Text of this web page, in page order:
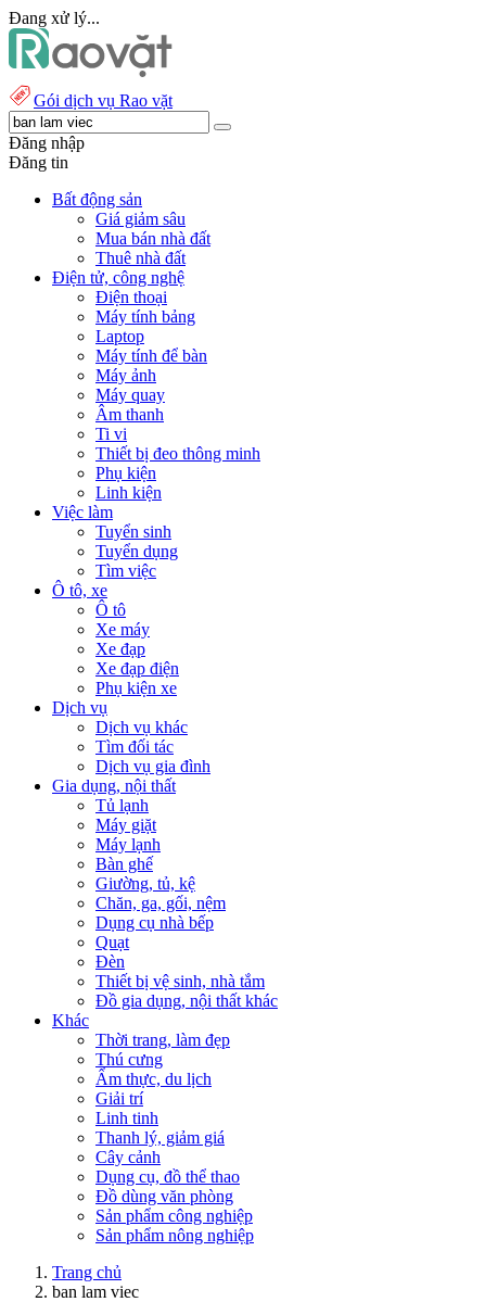
Đang xử lý...
Gói dịch vụ Rao vặt
Đăng nhập
Đăng tin
Bất động sản
Giá giảm sâu
Mua bán nhà đất
Thuê nhà đất
Điện tử, công nghệ
Điện thoại
Máy tính bảng
Laptop
Máy tính để bàn
Máy ảnh
Máy quay
Âm thanh
Ti vi
Thiết bị đeo thông minh
Phụ kiện
Linh kiện
Việc làm
Tuyển sinh
Tuyển dụng
Tìm việc
Ô tô, xe
Ô tô
Xe máy
Xe đạp
Xe đạp điện
Phụ kiện xe
Dịch vụ
Dịch vụ khác
Tìm đối tác
Dịch vụ gia đình
Gia dụng, nội thất
Tủ lạnh
Máy giặt
Máy lạnh
Bàn ghế
Giường, tủ, kệ
Chăn, ga, gối, nệm
Dụng cụ nhà bếp
Quạt
Đèn
Thiết bị vệ sinh, nhà tắm
Đồ gia dụng, nội thất khác
Khác
Thời trang, làm đẹp
Thú cưng
Ẩm thực, du lịch
Giải trí
Linh tinh
Thanh lý, giảm giá
Cây cảnh
Dụng cụ, đồ thể thao
Đồ dùng văn phòng
Sản phẩm công nghiệp
Sản phẩm nông nghiệp
Trang chủ
ban lam viec